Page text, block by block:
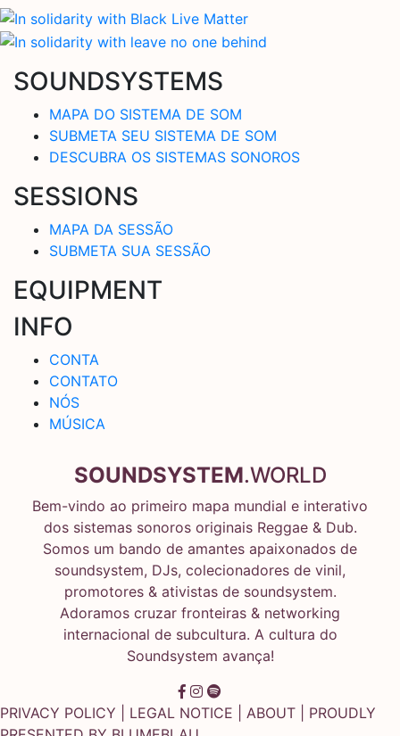
SOUNDSYSTEMS
MAPA DO SISTEMA DE SOM
SUBMETA SEU SISTEMA DE SOM
DESCUBRA OS SISTEMAS SONOROS
SESSIONS
MAPA DA SESSÃO
SUBMETA SUA SESSÃO
EQUIPMENT
INFO
CONTA
CONTATO
NÓS
MÚSICA
SOUNDSYSTEM.WORLD
Bem-vindo ao primeiro mapa mundial e interativo
dos sistemas sonoros originais Reggae & Dub.
Somos um bando de amantes apaixonados de
soundsystem, DJs, colecionadores de vinil,
promotores & ativistas de soundsystem.
Adoramos cruzar fronteiras & networking
internacional de subcultura. A cultura do
Soundsystem avança!
PRIVACY POLICY LEGAL NOTICE ABOUT | PROUDLY